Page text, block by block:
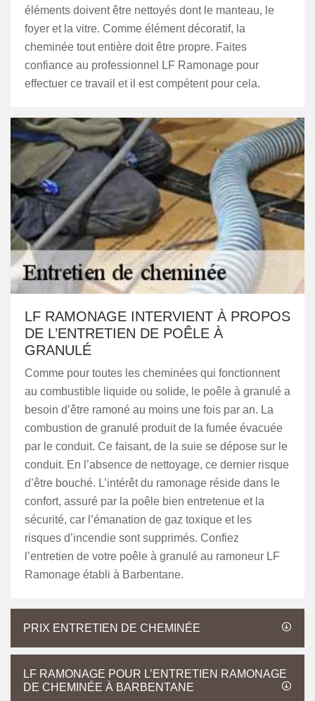
éléments doivent être nettoyés dont le manteau, le
foyer et la vitre. Comme élément décoratif, la
cheminée tout entière doit être propre. Faites
confiance au professionnel LF Ramonage pour
effectuer ce travail et il est compétent pour cela.
LF RAMONAGE INTERVIENT À PROPOS
DE L’ENTRETIEN DE POÊLE À
GRANULÉ
Comme pour toutes les cheminées qui fonctionnent
au combustible liquide ou solide, le poêle à granulé a
besoin d’être ramoné au moins une fois par an. La
combustion de granulé produit de la fumée évacuée
par le conduit. Ce faisant, de la suie se dépose sur le
conduit. En l’absence de nettoyage, ce dernier risque
d’être bouché. L’intérêt du ramonage réside dans le
confort, assuré par la poêle bien entretenue et la
sécurité, car l’émanation de gaz toxique et les
risques d’incendie sont supprimés. Confiez
l’entretien de votre poêle à granulé au ramoneur LF
Ramonage établi à Barbentane.
PRIX ENTRETIEN DE CHEMINÉE
LF RAMONAGE POUR L’ENTRETIEN RAMONAGE
DE CHEMINÉE À BARBENTANE